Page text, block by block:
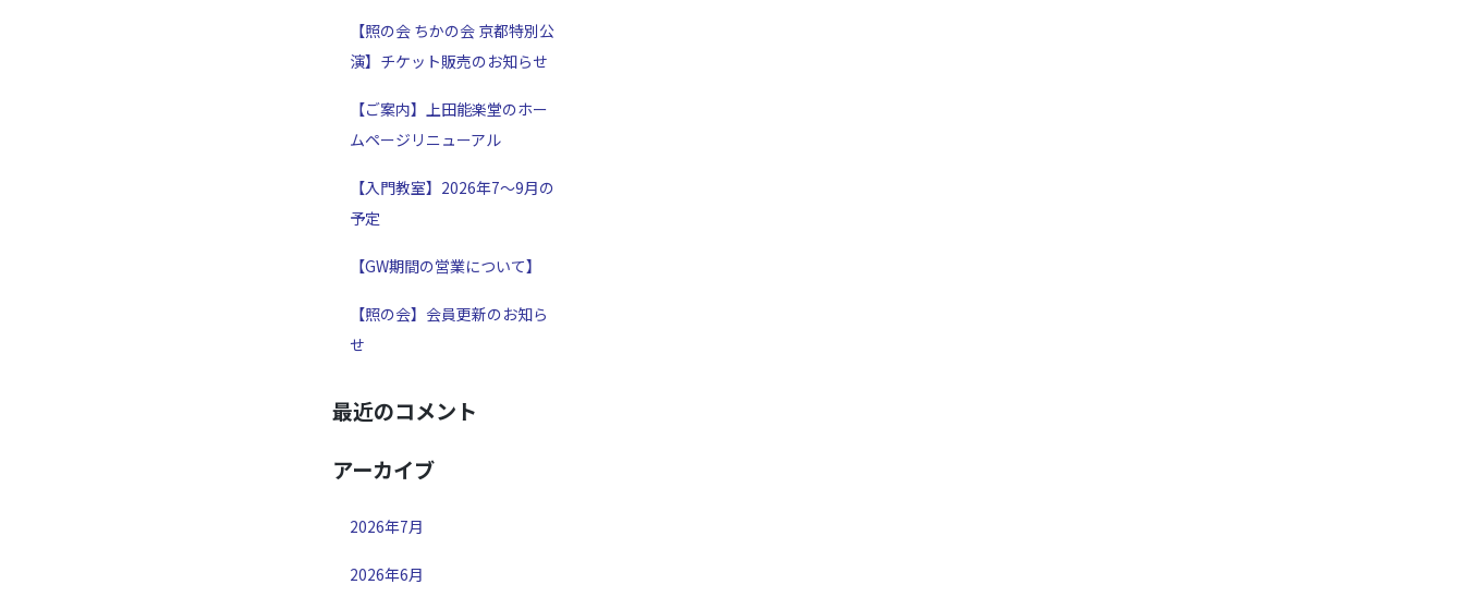
【照の会 ちかの会 京都特別公
演】チケット販売のお知らせ
【ご案内】上田能楽堂のホー
ムページリニューアル
【入門教室】2026年7～9月の
予定
【GW期間の営業について】
【照の会】会員更新のお知ら
せ
最近のコメント
アーカイブ
2026年7月
2026年6月